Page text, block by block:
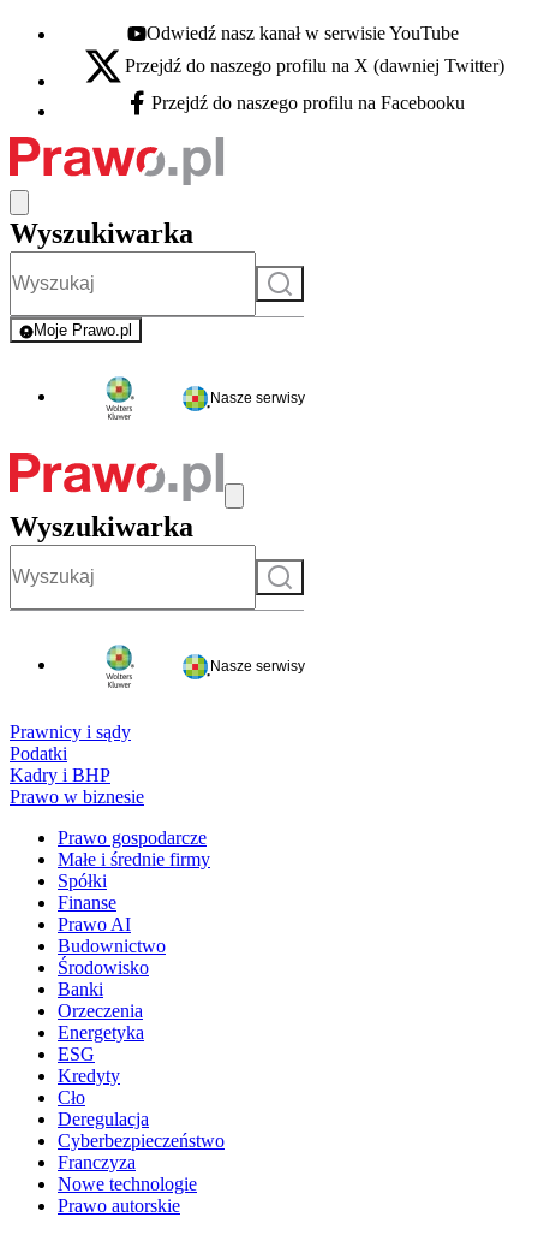
Youtube - otwiera się w nowej karcie
Odwiedź nasz kanał w serwisie YouTube
X - otwiera się w nowej karcie
Przejdź do naszego profilu na X (dawniej Twitter)
Facebook - otwiera się w nowej karcie
Przejdź do naszego profilu na Facebooku
Wyszukiwarka
Szukaj
Moje Prawo.pl
- rejestracja i logowanie do serwisu
Nasze serwisy
Wyszukiwarka
Szukaj
Nasze serwisy
Prawnicy i sądy
Podatki
Kadry i BHP
Prawo w biznesie
Prawo gospodarcze
Małe i średnie firmy
Spółki
Finanse
Prawo AI
Budownictwo
Środowisko
Banki
Orzeczenia
Energetyka
ESG
Kredyty
Cło
Deregulacja
Cyberbezpieczeństwo
Franczyza
Nowe technologie
Prawo autorskie